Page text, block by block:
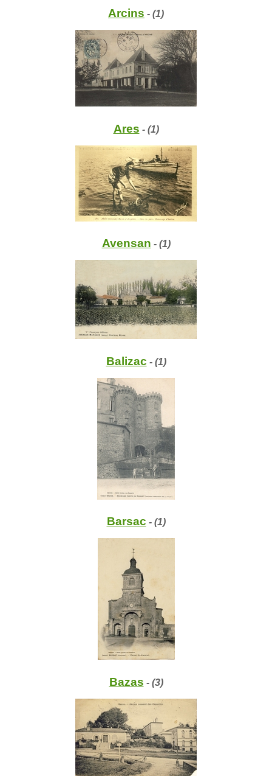
Arcins - (1)
Ares - (1)
Avensan - (1)
Balizac - (1)
Barsac - (1)
Bazas - (3)